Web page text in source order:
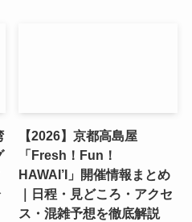
【2026】京都高島屋
「Fresh！Fun！
HAWAI’I」開催情報まとめ
｜日程・見どころ・アクセ
ス・混雑予想を徹底解説